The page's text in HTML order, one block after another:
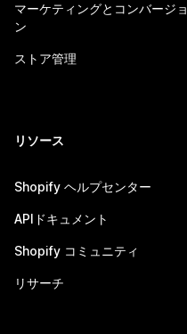
マーケティングとコンバージョ
ン
ストア管理
リソース
Shopify ヘルプセンター
APIドキュメント
Shopify コミュニティ
リサーチ